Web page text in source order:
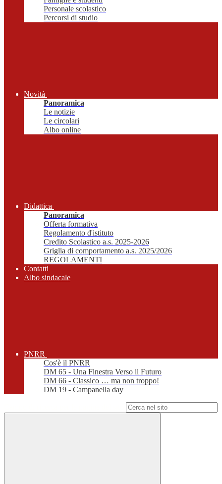
Personale scolastico
Percorsi di studio
Novità
Panoramica
Le notizie
Le circolari
Albo online
Didattica
Panoramica
Offerta formativa
Regolamento d'istituto
Credito Scolastico a.s. 2025-2026
Griglia di comportamento a.s. 2025/2026
REGOLAMENTI
Contatti
Albo sindacale
PNRR
Cos'è il PNRR
DM 65 - Una Finestra Verso il Futuro
DM 66 - Classico … ma non troppo!
DM 19 - Campanella day